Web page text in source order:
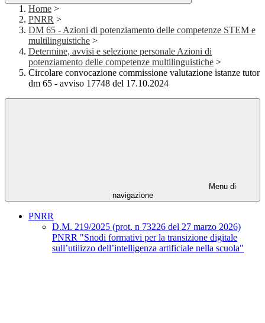
Home >
PNRR >
DM 65 - Azioni di potenziamento delle competenze STEM e
multilinguistiche >
Determine, avvisi e selezione personale Azioni di
potenziamento delle competenze multilinguistiche >
Circolare convocazione commissione valutazione istanze tutor
dm 65 - avviso 17748 del 17.10.2024
Menu di
navigazione
PNRR
D.M. 219/2025 (prot. n 73226 del 27 marzo 2026)
PNRR "Snodi formativi per la transizione digitale
sull’utilizzo dell’intelligenza artificiale nella scuola"